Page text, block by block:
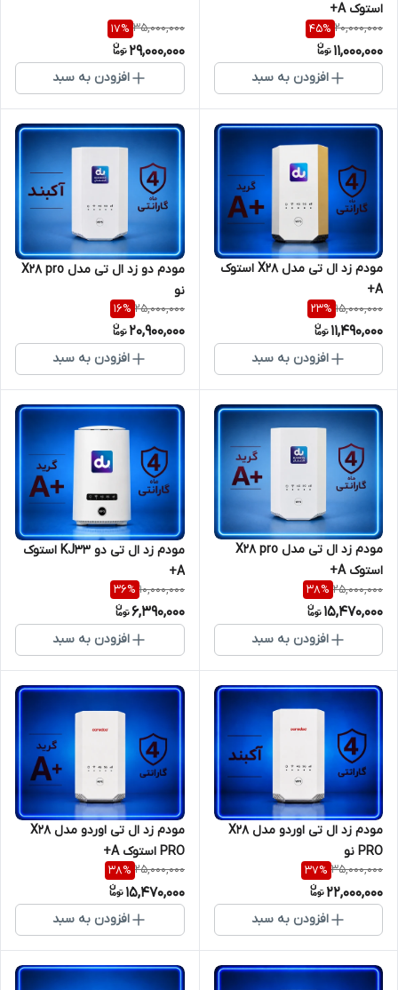
استوک A+
20,000,000
45%
11,000,000
افزودن به سبد
35,000,000
17%
29,000,000
افزودن به سبد
مودم زد ال تی مدل X28 استوک
A+
15,000,000
23%
11,490,000
افزودن به سبد
مودم دو زد ال تی مدل X28 pro
نو
25,000,000
16%
20,900,000
افزودن به سبد
مودم زد ال تی مدل X28 pro
استوک A+
25,000,000
38%
15,470,000
افزودن به سبد
مودم زد ال تی دو KJ33 استوک
A+
10,000,000
36%
6,390,000
افزودن به سبد
مودم زد ال تی اوردو مدل X28
PRO نو
35,000,000
37%
22,000,000
افزودن به سبد
مودم زد ال تی اوردو مدل X28
PRO استوک A+
25,000,000
38%
15,470,000
افزودن به سبد